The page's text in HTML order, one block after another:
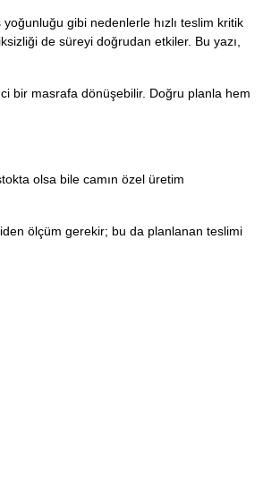
gibi nedenlerle hızlı teslim kritik
de süreyi doğrudan etkiler. Bu yazı,
bir masrafa dönüşebilir. Doğru planla hem
olsa bile camın özel üretim
ölçüm gerekir; bu da planlanan teslimi